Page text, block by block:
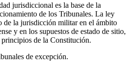
jurisdiccional es la base de la
de los Tribunales. La ley
de la jurisdicción militar en el ámbito
y en los supuestos de estado de sitio,
de la Constitución.
de excepción.